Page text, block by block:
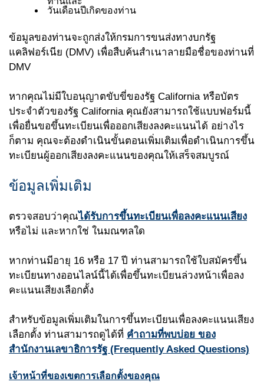
วันเดือนปีเกิดของท่าน
ข้อมูลของท่านจะถูกส่งให้กรมการขนส่งทางบกรัฐ
แคลิฟอร์เนีย (DMV) เพื่อสืบค้นสำเนาลายมือชื่อของท่านที่
DMV
หากคุณไม่มีใบอนุญาตขับขี่ของรัฐ California หรือบัตร
ประจำตัวของรัฐ California คุณยังสามารถใช้แบบฟอร์มนี้
เพื่อยื่นขอขึ้นทะเบียนเพื่อออกเสียงลงคะแนนได้ อย่างไร
ก็ตาม คุณจะต้องดำเนินขั้นตอนเพิ่มเติมเพื่อดำเนินการขึ้น
ทะเบียนผู้ออกเสียงลงคะแนนของคุณให้เสร็จสมบูรณ์
ข้อมูลเพิ่มเติม
ตรวจสอบว่าคุณได้รับการขึ้นทะเบียนเพื่อลงคะแนนเสียง
หรือไม่ และหากใช่ ในมณฑลใด
หากท่านมีอายุ 16 หรือ 17 ปี ท่านสามารถใช้ใบสมัครขึ้น
ทะเบียนทางออนไลน์นี้ได้เพื่อขึ้นทะเบียนล่วงหน้าเพื่อลง
คะแนนเสียงเลือกตั้ง
สำหรับข้อมูลเพิ่มเติมในการขึ้นทะเบียนเพื่อลงคะแนนเสียง
เลือกตั้ง ท่านสามารถดูได้ที่ คำถามที่พบบ่อย ของ
สำนักงานเลขาธิการรัฐ (Frequently Asked Questions)
เจ้าหน้าที่ของเขตการเลือกตั้งของคุณ